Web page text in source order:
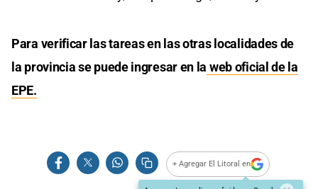
Para verificar las tareas en las otras localidades de
la provincia se puede ingresar en la web oficial de la
EPE.
+ Agregar El Litoral en